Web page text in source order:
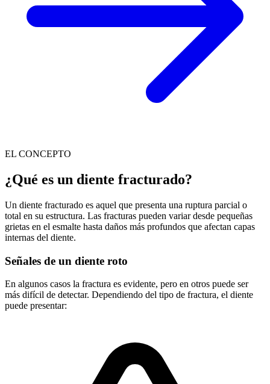
EL CONCEPTO
¿Qué es un diente fracturado?
Un diente fracturado es aquel que presenta una ruptura parcial o
total en su estructura. Las fracturas pueden variar desde pequeñas
grietas en el esmalte hasta daños más profundos que afectan capas
internas del diente.
Señales de un diente roto
En algunos casos la fractura es evidente, pero en otros puede ser
más difícil de detectar. Dependiendo del tipo de fractura, el diente
puede presentar: